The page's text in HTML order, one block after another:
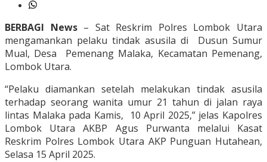
BERBAGI News – Sat Reskrim Polres Lombok Utara
mengamankan pelaku tindak asusila di Dusun Sumur
Mual, Desa Pemenang Malaka, Kecamatan Pemenang,
Lombok Utara.
“Pelaku diamankan setelah melakukan tindak asusila
terhadap seorang wanita umur 21 tahun di jalan raya
lintas Malaka pada Kamis, 10 April 2025,” jelas Kapolres
Lombok Utara AKBP Agus Purwanta melalui Kasat
Reskrim Polres Lombok Utara AKP Punguan Hutahean,
Selasa 15 April 2025.